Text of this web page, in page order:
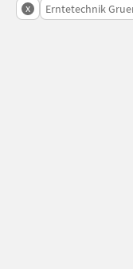
x Erntetechnik